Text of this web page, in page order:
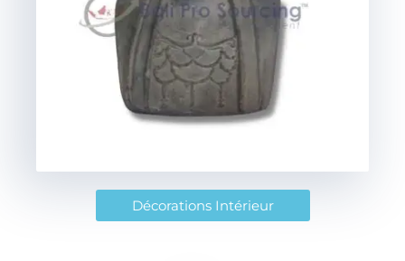
Décorations Intérieur